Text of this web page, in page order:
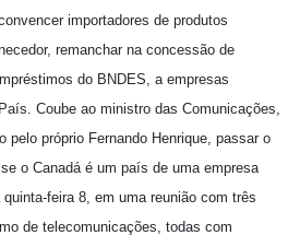
importadores de produtos
remanchar na concessão de
do BNDES, a empresas
Coube ao ministro das Comunicações,
pelo próprio Fernando Henrique, passar o
o Canadá é um país de uma empresa
feira 8, em uma reunião com três
de telecomunicações, todas com